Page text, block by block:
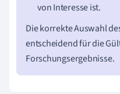
von Interesse ist.
Die korrekte Auswahl
entscheidend für die
Forschungsergebnisse.